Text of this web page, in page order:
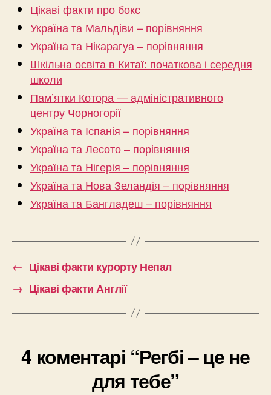
Цікаві факти про бокс
Україна та Мальдіви – порівняння
Україна та Нікарагуа – порівняння
Шкільна освіта в Китаї: початкова і середня
школи
Пам’ятки Котора — адміністративного
центру Чорногорії
Україна та Іспанія – порівняння
Україна та Лесото – порівняння
Україна та Нігерія – порівняння
Україна та Нова Зеландія – порівняння
Україна та Бангладеш – порівняння
← Цікаві факти курорту Непал
→ Цікаві факти Англії
4 коментарі “Регбі – це не
для тебе”